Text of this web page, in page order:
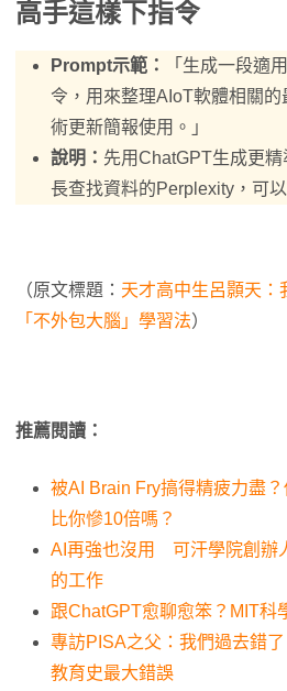
高手這樣下指令
Prompt示範：
「生成一段適
令，用來整理AIoT軟體相關
術更新簡報使用。」
說明： 先用ChatGPT生成更
長查找資料的Perplexity，可
（原文標題： 天才高中生呂顥天
「不外包大腦」學習法）
推薦閱讀：
被AI Brain Fry搞得精疲力盡
比你慘10倍嗎？
AI再強也沒用 可汗學院創辦
的工作
跟ChatGPT愈聊愈笨？MIT科
專訪PISA之父：我們過去錯
教育史最大錯誤